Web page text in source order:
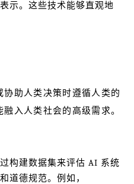
示。这些技术能够直观地
助人类决策时遵循人类的
入人类社会的高级需求。
构建数据集来评估 AI 系统
道德规范。例如，